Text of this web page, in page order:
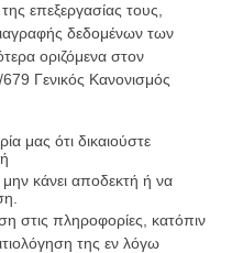
επεξεργασίας τους,
δεδομένων των
οριζόμενα στον
Γενικός Κανονισμός
μας ότι δικαιούστε
μην κάνει αποδεκτή ή να
στις πληροφορίες, κατόπιν
της εν λόγω